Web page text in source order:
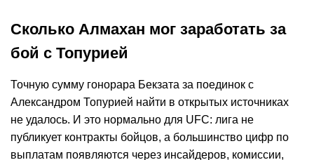
Сколько Алмахан мог заработать за
бой с Топурией
Точную сумму гонорара Бекзата за поединок с
Александром Топурией найти в открытых источниках
не удалось. И это нормально для UFC: лига не
публикует контракты бойцов, а большинство цифр по
выплатам появляются через инсайдеров, комиссии,